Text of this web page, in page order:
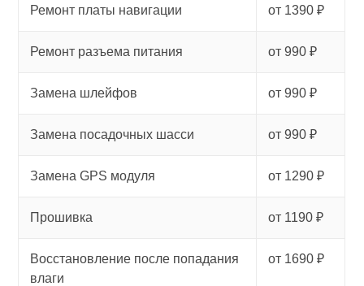
Ремонт платы навигации от 1390 ₽
Ремонт разъема питания от 990 ₽
Замена шлейфов от 990 ₽
Замена посадочных шасси от 990 ₽
Замена GPS модуля от 1290 ₽
Прошивка от 1190 ₽
Восстановление после попадания
влаги
от 1690 ₽